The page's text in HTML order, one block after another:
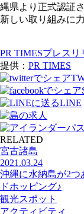
縄県より正式認証
新しい取り組みに
PR TIMESプレスリ
提供： PR TIMES
LINE
RELATED
宮古諸島
2021.03.24
沖縄に水納島が2
ドホッピング♪
観光スポット
アクティビティ